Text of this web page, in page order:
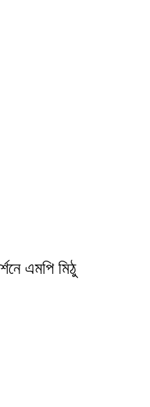
এমপি মিঠু